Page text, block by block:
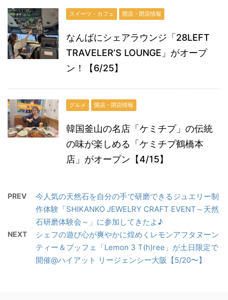
スイーツ・カフェ 開店・閉店情報
なんばにシェアラウンジ「28LEFT
TRAVELER’S LOUNGE」がオープ
ン！【6/25】
グルメ 開店・閉店情報
韓国釜山の名店「ケミチプ」の伝統
の味が楽しめる「ケミチプ鶴橋本
店」がオープン【4/15】
PREV
今人気の天然石を自分の手で研磨できるジュエリー制
作体験「SHIKANKO JEWELRY CRAFT EVENT～天然
石研磨体験会～」に参加してきたよ♪
NEXT
シェフの遊び心が爽やかに煌めくレモンアフタヌーン
ティー＆ブッフェ「Lemon 3 T(h)ree」が土日限定で
開催@ハイアット リージェンシー大阪【5/20〜】